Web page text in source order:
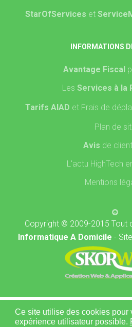
Ce site utilise des cookies pour
expérience utilisateur possible.
StarOfServices et
INFORMATIONS
Avantage Fiscal
Les Services à la
Tarifs AIAD et Frais de
Plan de
Avis de
L'actu HighTech
Mentions
Copyright © 2009-2015 Tout
Informatique A Domicile -